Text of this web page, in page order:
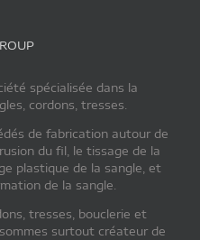
spécialisée dans la
cordons, tresses.
de fabrication autour de
du fil, le tissage de la
plastique de la sangle, et
de la sangle.
tresses, bouclerie et
surtout créateur de